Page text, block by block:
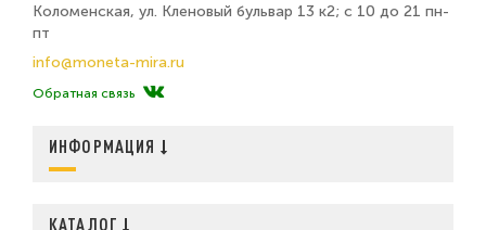
Коломенская, ул. Кленовый бульвар 13 к2; с 10 до 21 пн-
пт
info@moneta-mira.ru
Обратная связь
ИНФОРМАЦИЯ
КАТАЛОГ